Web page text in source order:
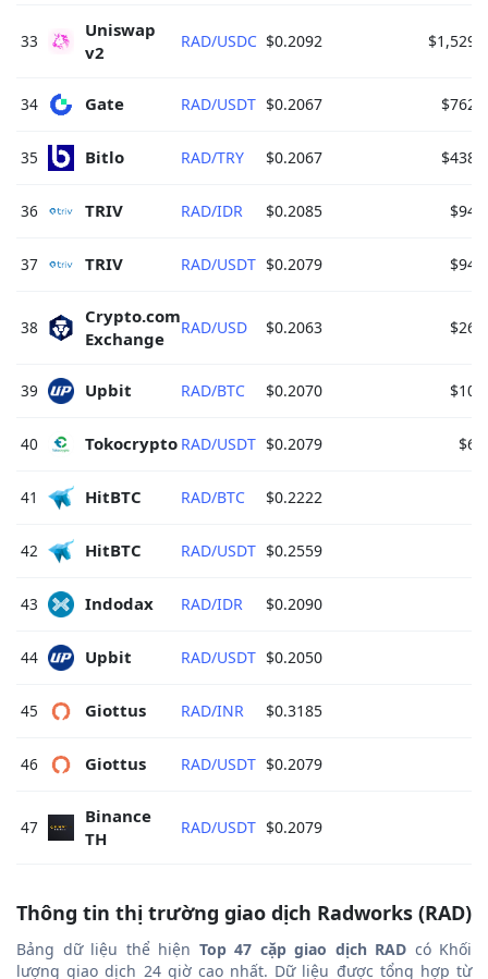
33
Uniswap
v2
RAD/USDC $0.2092
34 Gate RAD/USDT $0.2067
35 Bitlo RAD/TRY $0.2067
36 TRIV RAD/IDR $0.2085
37 TRIV RAD/USDT $0.2079
38
Crypto.com
Exchange
RAD/USD $0.2063
39 Upbit RAD/BTC $0.2070
40 Tokocrypto RAD/USDT $0.2079
41 HitBTC RAD/BTC $0.2222
42 HitBTC RAD/USDT $0.2559
43 Indodax RAD/IDR $0.2090
44 Upbit RAD/USDT $0.2050
45 Giottus RAD/INR $0.3185
46 Giottus RAD/USDT $0.2079
47
Binance
TH
RAD/USDT $0.2079
Thông tin thị trường giao dịch Radworks (RAD)
Bảng dữ liệu thể hiện Top 47 cặp giao dịch RAD có Khối
lượng giao dịch 24 giờ cao nhất. Dữ liệu được tổng hợp từ